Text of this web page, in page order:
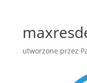
utworzone przez